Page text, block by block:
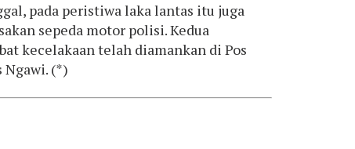
pada peristiwa laka lantas itu juga
sepeda motor polisi. Kedua
kecelakaan telah diamankan di Pos
Ngawi. (*)